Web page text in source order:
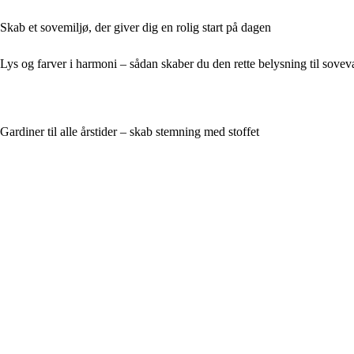
Skab et sovemiljø, der giver dig en rolig start på dagen
Lys og farver i harmoni – sådan skaber du den rette belysning til
Gardiner til alle årstider – skab stemning med stoffet